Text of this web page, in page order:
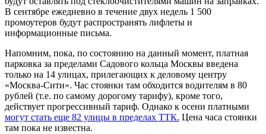
В сентябре ежедневно в течение двух недель 1 500
промоутеров будут распространять лифлеты и
информационные письма.
Напомним, пока, по состоянию на данный момент, платная
парковка за пределами Садового кольца Москвы введена
только на 14 улицах, прилегающих к деловому центру
«Москва-Сити». Час стоянки там обходится водителям в 80
рублей (т.е. по самому дорогому тарифу), кроме того,
действует прогрессивный тариф. Однако к осени платными
могут стать еще 82 улицы в пределах ТТК. Цена часа стоянки
там пока не известна.